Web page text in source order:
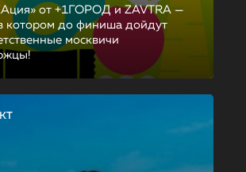
от +1ГОРОД и ZAVTRA —
в котором до финиша дойдут
москвичи